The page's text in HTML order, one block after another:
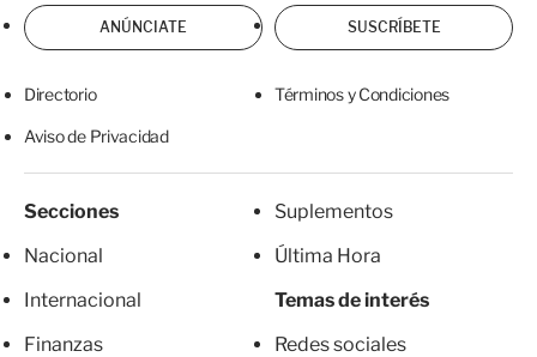
ANÚNCIATE SUSCRÍBETE
Directorio Términos y Condiciones
Aviso de Privacidad
Secciones
Nacional
Internacional
Finanzas
Suplementos
Última Hora
Temas de interés
Redes sociales